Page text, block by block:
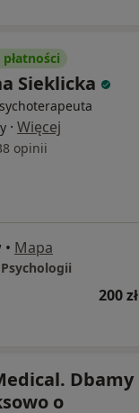
Sieklicka
· Więcej
opinii
• Mapa
200 zł
Dbamy
o